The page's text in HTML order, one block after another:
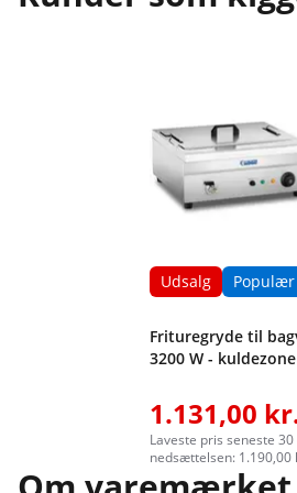
Udsalg Populær
Frituregryde til
3200 W - kuldezone
1.131,00
Laveste pris seneste
nedsættelsen: 1.190,00